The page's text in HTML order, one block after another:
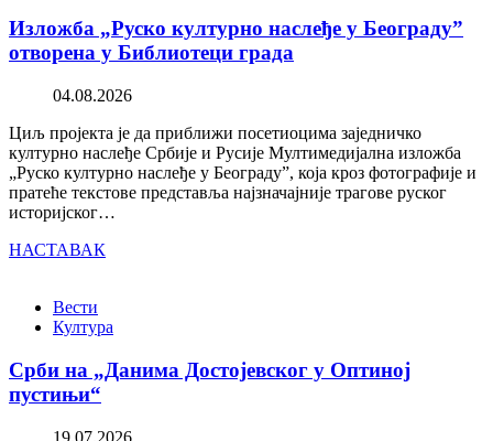
Изложба „Руско културно наслеђе у Београду”
отворена у Библиотеци града
04.08.2026
Циљ пројекта је да приближи посетиоцима заједничко
културно наслеђе Србије и Русије Мултимедијална изложба
„Руско културно наслеђе у Београду”, која кроз фотографије и
пратеће текстове представља најзначајније трагове руског
историјског…
НАСТАВАК
Вести
Култура
Срби на „Данима Достојевског у Оптиној
пустињи“
19.07.2026